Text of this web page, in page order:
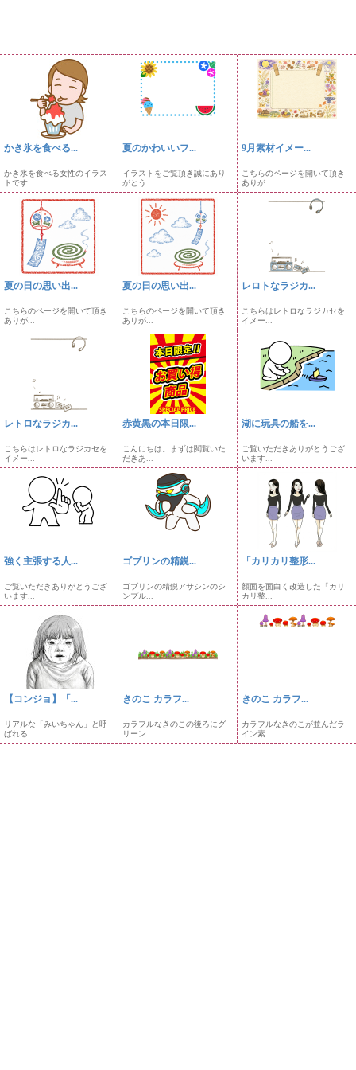
かき氷を食べる...
かき氷を食べる女性のイラス
トです...
夏のかわいいフ...
イラストをご覧頂き誠にあり
がとう...
9月素材イメー...
こちらのページを開いて頂き
ありが...
夏の日の思い出...
こちらのページを開いて頂き
ありが...
夏の日の思い出...
こちらのページを開いて頂き
ありが...
レロトなラジカ...
こちらはレトロなラジカセを
イメー...
レトロなラジカ...
こちらはレトロなラジカセを
イメー...
赤黄黒の本日限...
こんにちは。まずは閲覧いた
だきあ...
湖に玩具の船を...
ご覧いただきありがとうござ
います...
強く主張する人...
ご覧いただきありがとうござ
います...
ゴブリンの精鋭...
ゴブリンの精鋭アサシンのシ
ンプル...
「カリカリ整形...
顔面を面白く改造した「カリ
カリ整...
【コンジョ】「...
リアルな「みいちゃん」と呼
ばれる...
きのこ カラフ...
カラフルなきのこの後ろにグ
リーン...
きのこ カラフ...
カラフルなきのこが並んだラ
イン素...